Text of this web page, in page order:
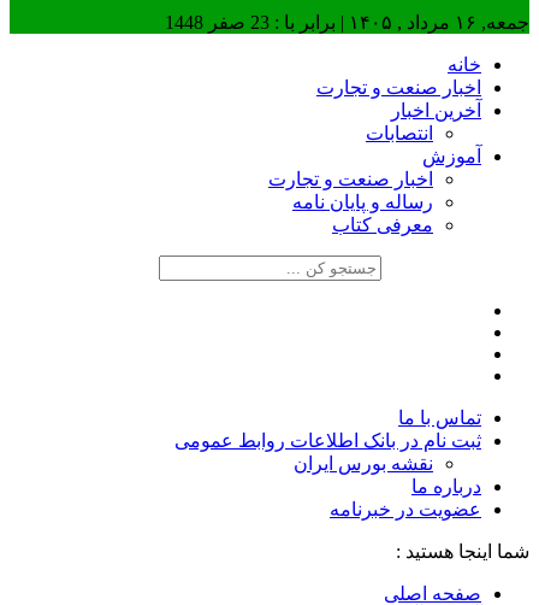
جمعه, ۱۶ مرداد , ۱۴۰۵ | برابر با : 23 صفر 1448
خانه
اخبار صنعت و تجارت
آخرین اخبار
انتصابات
آموزش
اخبار صنعت و تجارت
رساله و پایان نامه
معرفی کتاب
تماس با ما
ثبت نام در بانک اطلاعات روابط عمومی
نقشه بورس ایران
درباره ما
عضويت در خبرنامه
شما اینجا هستید :
صفحه اصلی